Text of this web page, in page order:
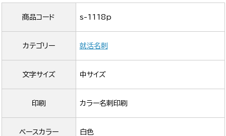
商品コード s-1118p
カテゴリー 就活名刺
文字サイズ 中サイズ
印刷 カラー名刺印刷
ベースカラー 白色